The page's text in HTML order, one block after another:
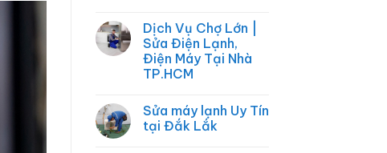
bình
luận
ở
Tổng
Đài
Chợ
Sửa
Chữa
Điện
Dịch Vụ Chợ Lớn |
Sửa Điện Lạnh,
Điện Máy Tại Nhà
TP.HCM
bình
luận
ở
Sửa máy lạnh Uy Tín
tại Đắk Lắk